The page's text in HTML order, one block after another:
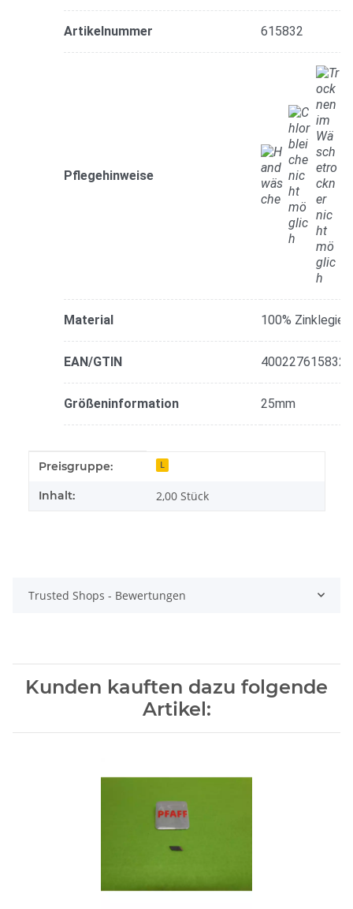
Artikelnummer 615832
Pflegehinweise
Material 100%
EAN/GTIN 4002276158320
Größeninformation 25mm
Produkteigenschaft
Wert
Preisgruppe: L
Inhalt: 2,00 Stück
Trusted Shops - Bewertungen
Kunden kauften dazu folgende
Artikel: